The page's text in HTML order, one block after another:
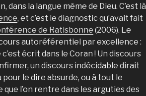
dans la langue même de Dieu. C’est là
, et c’est le diagnostic qu’avait fait
de Ratisbonne (2006). Le
autoréférentiel par excellence :
écrit dans le Coran ! Un discours
un discours indécidable dirait
le dire absurde, ou à tout le
l’on rentre dans les arguties des